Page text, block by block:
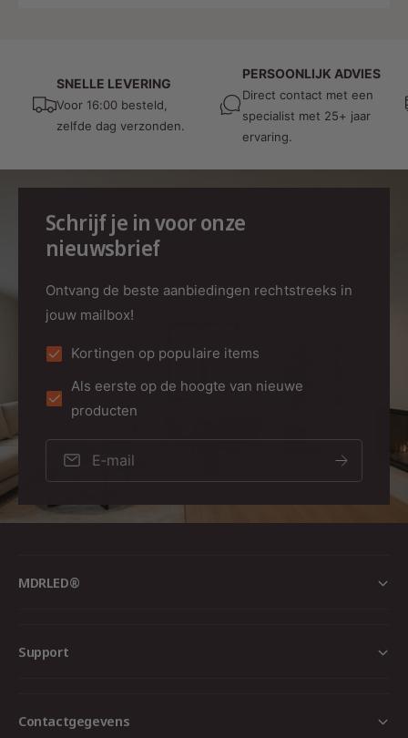
SNELLE LEVERING
Voor 16:00 besteld,
zelfde dag verzonden.
PERSOONLIJK ADVIES
Direct contact met een
specialist met 25+ jaar
ervaring.
Schrijf je in voor onze
nieuwsbrief
Ontvang de beste aanbiedingen rechtstreeks in
jouw mailbox!
Kortingen op populaire items
Als eerste op de hoogte van nieuwe
producten
E‑mail
MDRLED®
Support
Contactgegevens